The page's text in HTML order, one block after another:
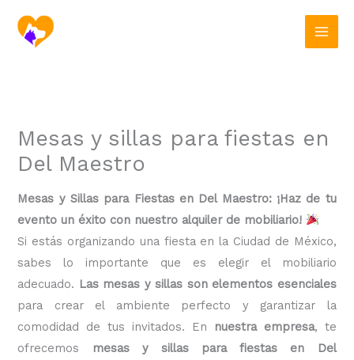
contenido
Mesas y sillas para fiestas en
Del Maestro
Mesas y Sillas para Fiestas en Del Maestro: ¡Haz de tu
evento un éxito con nuestro alquiler de mobiliario!
Si estás organizando una fiesta en la Ciudad de México,
sabes lo importante que es elegir el mobiliario
adecuado. Las mesas y sillas son elementos esenciales
para crear el ambiente perfecto y garantizar la
comodidad de tus invitados. En
nuestra empresa, te
ofrecemos
mesas y sillas para fiestas en Del